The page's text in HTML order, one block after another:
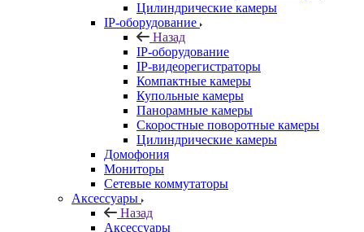
Цилиндрические камеры
IP-оборудование
Назад
IP-оборудование
IP-видеорегистраторы
Компактные камеры
Купольные камеры
Панорамные камеры
Скоростные поворотные камеры
Цилиндрические камеры
Домофония
Мониторы
Сетевые коммутаторы
Аксессуары
Назад
Аксессуары